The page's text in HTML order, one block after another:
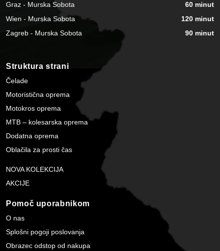
Graz - Murska Sobota
60 minut
Wien - Murska Sobota
120 minut
Zagreb - Murska Sobota
90 minut
Struktura strani
Čelade
Motoristična oprema
Motokros oprema
MTB – kolesarska oprema
Dodatna oprema
Oblačila za prosti čas
NOVA KOLEKCIJA
AKCIJE
Pomoč uporabnikom
O nas
Splošni pogoji poslovanja
Obrazec odstop od nakupa